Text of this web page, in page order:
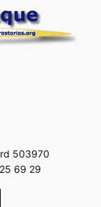
503970
69 29